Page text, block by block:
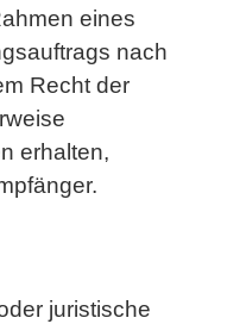
eines
nach
Recht der
erhalten,
juristische